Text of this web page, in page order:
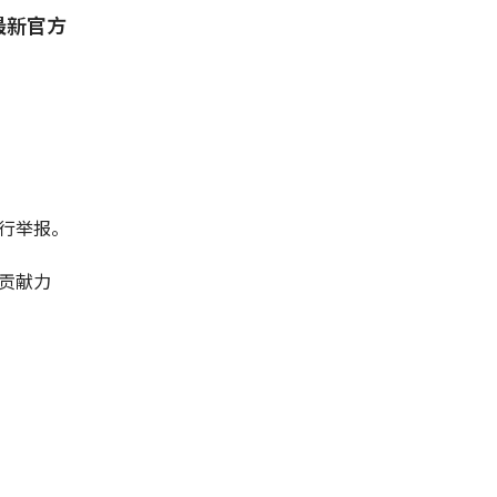
新官方
报。
献力